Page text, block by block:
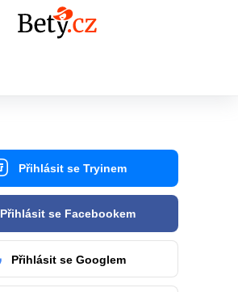
Přihlásit se Tryinem
Přihlásit se Facebookem
Přihlásit se Googlem